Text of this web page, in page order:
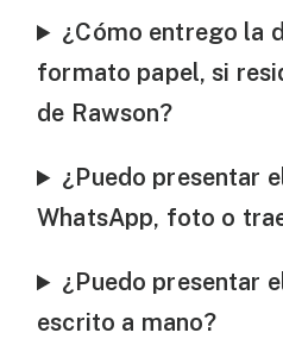
¿Cómo entrego la
formato papel, si
de Rawson?
¿Puedo presentar
WhatsApp, foto o
¿Puedo presentar
escrito a mano?